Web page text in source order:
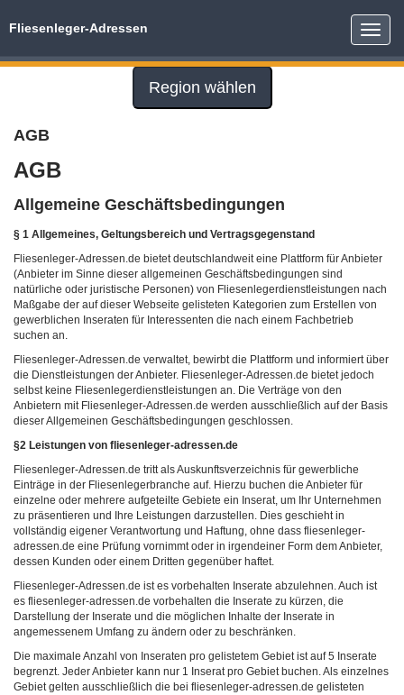
Toggle
Fliesenleger-Adressen
Region wählen
AGB
AGB
Allgemeine Geschäftsbedingungen
§ 1 Allgemeines, Geltungsbereich und Vertragsgegenstand
Fliesenleger-Adressen.de bietet deutschlandweit eine Plattform für Anbieter
(Anbieter im Sinne dieser allgemeinen Geschäftsbedingungen sind
natürliche oder juristische Personen) von Fliesenlegerdienstleistungen nach
Maßgabe der auf dieser Webseite gelisteten Kategorien zum Erstellen von
gewerblichen Inseraten für Interessenten die nach einem Fachbetrieb
suchen an.
Fliesenleger-Adressen.de verwaltet, bewirbt die Plattform und informiert über
die Dienstleistungen der Anbieter. Fliesenleger-Adressen.de bietet jedoch
selbst keine Fliesenlegerdienstleistungen an. Die Verträge von den
Anbietern mit Fliesenleger-Adressen.de werden ausschließlich auf der Basis
dieser Allgemeinen Geschäftsbedingungen geschlossen.
§2 Leistungen von fliesenleger-adressen.de
Fliesenleger-Adressen.de tritt als Auskunftsverzeichnis für gewerbliche
Einträge in der Fliesenlegerbranche auf. Hierzu buchen die Anbieter für
einzelne oder mehrere aufgeteilte Gebiete ein Inserat, um Ihr Unternehmen
zu präsentieren und Ihre Leistungen darzustellen. Dies geschieht in
vollständig eigener Verantwortung und Haftung, ohne dass fliesenleger-
adressen.de eine Prüfung vornimmt oder in irgendeiner Form dem Anbieter,
dessen Kunden oder einem Dritten gegenüber haftet.
Fliesenleger-Adressen.de ist es vorbehalten Inserate abzulehnen. Auch ist
es fliesenleger-adressen.de vorbehalten die Inserate zu kürzen, die
Darstellung der Inserate und die möglichen Inhalte der Inserate in
angemessenem Umfang zu ändern oder zu beschränken.
Die maximale Anzahl von Inseraten pro gelistetem Gebiet ist auf 5 Inserate
begrenzt. Jeder Anbieter kann nur 1 Inserat pro Gebiet buchen. Als einzelnes
Gebiet gelten ausschließlich die bei fliesenleger-adressen.de gelisteten